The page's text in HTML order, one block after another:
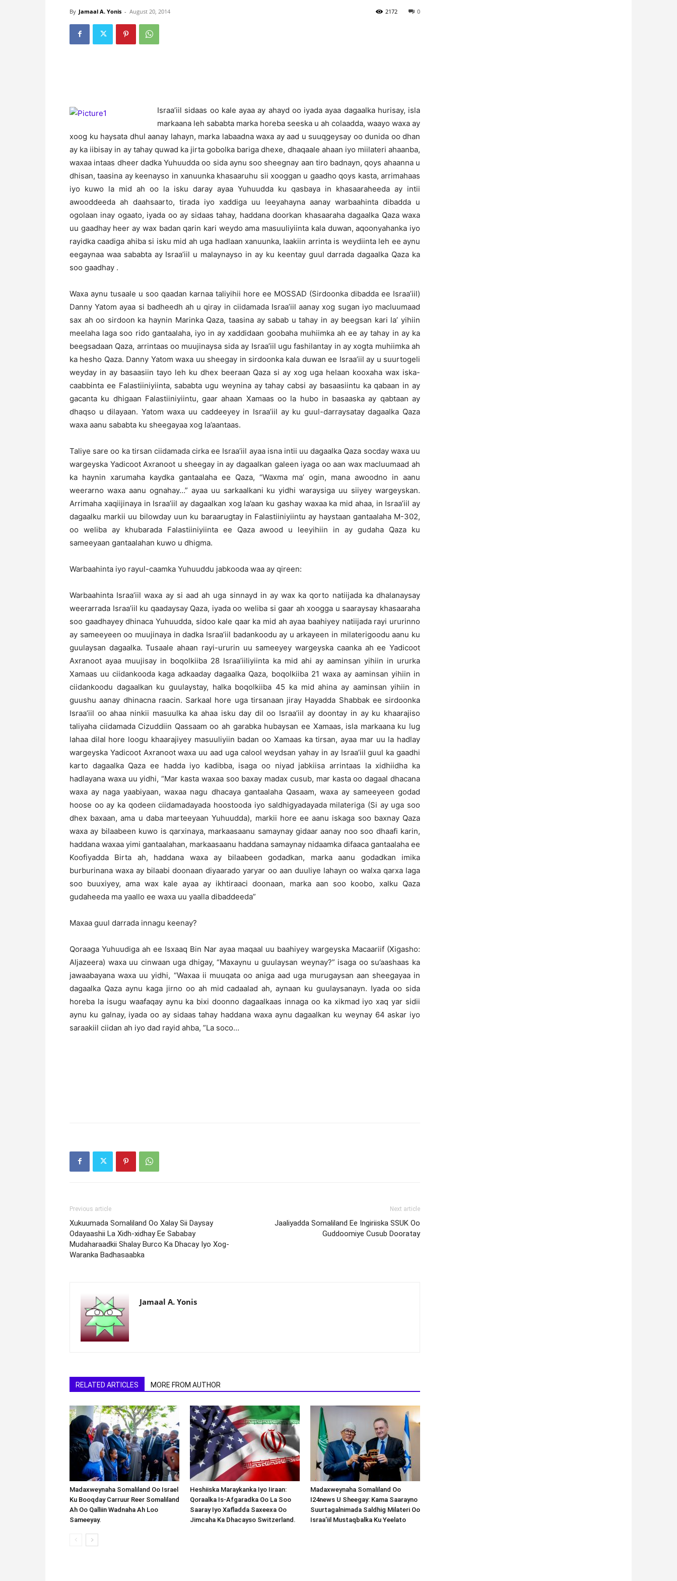
By Jamaal A. Yonis - August 20, 2014 0
2172
Israa’iil sidaas oo kale ayaa ay ahayd oo iyada ayaa dagaalka hurisay, isla
markaana leh sababta marka horeba seeska u ah colaadda, waayo waxa ay
xoog ku haysata dhul aanay lahayn, marka labaadna waxa ay aad u suuqgeysay oo dunida oo dhan
ay ka iibisay in ay tahay quwad ka jirta gobolka bariga dhexe, dhaqaale ahaan iyo miilateri ahaanba,
waxaa intaas dheer dadka Yuhuudda oo sida aynu soo sheegnay aan tiro badnayn, qoys ahaanna u
dhisan, taasina ay keenayso in xanuunka khasaaruhu sii xooggan u gaadho qoys kasta, arrimahaas
iyo kuwo la mid ah oo la isku daray ayaa Yuhuudda ku qasbaya in khasaaraheeda ay intii
awooddeeda ah daahsaarto, tirada iyo xaddiga uu leeyahayna aanay warbaahinta dibadda u
ogolaan inay ogaato, iyada oo ay sidaas tahay, haddana doorkan khasaaraha dagaalka Qaza waxa
uu gaadhay heer ay wax badan qarin kari weydo ama masuuliyiinta kala duwan, aqoonyahanka iyo
rayidka caadiga ahiba si isku mid ah uga hadlaan xanuunka, laakiin arrinta is weydiinta leh ee aynu
eegaynaa waa sababta ay Israa’iil u malaynayso in ay ku keentay guul darrada dagaalka Qaza ka
soo gaadhay .
Waxa aynu tusaale u soo qaadan karnaa taliyihii hore ee MOSSAD (Sirdoonka dibadda ee Israa’iil)
Danny Yatom ayaa si badheedh ah u qiray in ciidamada Israa’iil aanay xog sugan iyo macluumaad
sax ah oo sirdoon ka haynin Marinka Qaza, taasina ay sabab u tahay in ay beegsan kari la’ yihiin
meelaha laga soo rido gantaalaha, iyo in ay xaddidaan goobaha muhiimka ah ee ay tahay in ay ka
beegsadaan Qaza, arrintaas oo muujinaysa sida ay Israa’iil ugu fashilantay in ay xogta muhiimka ah
ka hesho Qaza. Danny Yatom waxa uu sheegay in sirdoonka kala duwan ee Israa’iil ay u suurtogeli
weyday in ay basaasiin tayo leh ku dhex beeraan Qaza si ay xog uga helaan kooxaha wax iska-
caabbinta ee Falastiiniyiinta, sababta ugu weynina ay tahay cabsi ay basaasiintu ka qabaan in ay
gacanta ku dhigaan Falastiiniyiintu, gaar ahaan Xamaas oo la hubo in basaaska ay qabtaan ay
dhaqso u dilayaan. Yatom waxa uu caddeeyey in Israa’iil ay ku guul-darraysatay dagaalka Qaza
waxa aanu sababta ku sheegayaa xog la’aantaas.
Taliye sare oo ka tirsan ciidamada cirka ee Israa’iil ayaa isna intii uu dagaalka Qaza socday waxa uu
wargeyska Yadicoot Axranoot u sheegay in ay dagaalkan galeen iyaga oo aan wax macluumaad ah
ka haynin xarumaha kaydka gantaalaha ee Qaza, “Waxma ma’ ogin, mana awoodno in aanu
weerarno waxa aanu ognahay…” ayaa uu sarkaalkani ku yidhi waraysiga uu siiyey wargeyskan.
Arrimaha xaqiijinaya in Israa’iil ay dagaalkan xog la’aan ku gashay waxaa ka mid ahaa, in Israa’iil ay
dagaalku markii uu bilowday uun ku baraarugtay in Falastiiniyiintu ay haystaan gantaalaha M-302,
oo weliba ay khubarada Falastiiniyiinta ee Qaza awood u leeyihiin in ay gudaha Qaza ku
sameeyaan gantaalahan kuwo u dhigma.
Warbaahinta iyo rayul-caamka Yuhuuddu jabkooda waa ay qireen:
Warbaahinta Israa’iil waxa ay si aad ah uga sinnayd in ay wax ka qorto natiijada ka dhalanaysay
weerarrada Israa’iil ku qaadaysay Qaza, iyada oo weliba si gaar ah xoogga u saaraysay khasaaraha
soo gaadhayey dhinaca Yuhuudda, sidoo kale qaar ka mid ah ayaa baahiyey natiijada rayi ururinno
ay sameeyeen oo muujinaya in dadka Israa’iil badankoodu ay u arkayeen in milaterigoodu aanu ku
guulaysan dagaalka. Tusaale ahaan rayi-ururin uu sameeyey wargeyska caanka ah ee Yadicoot
Axranoot ayaa muujisay in boqolkiiba 28 Israa’iiliyiinta ka mid ahi ay aaminsan yihiin in ururka
Xamaas uu ciidankooda kaga adkaaday dagaalka Qaza, boqolkiiba 21 waxa ay aaminsan yihiin in
ciidankoodu dagaalkan ku guulaystay, halka boqolkiiba 45 ka mid ahina ay aaminsan yihiin in
guushu aanay dhinacna raacin. Sarkaal hore uga tirsanaan jiray Hayadda Shabbak ee sirdoonka
Israa’iil oo ahaa ninkii masuulka ka ahaa isku day dil oo Israa’iil ay doontay in ay ku khaarajiso
taliyaha ciidamada Cizuddiin Qassaam oo ah garabka hubaysan ee Xamaas, isla markaana ku lug
lahaa dilal hore loogu khaarajiyey masuuliyiin badan oo Xamaas ka tirsan, ayaa mar uu la hadlay
wargeyska Yadicoot Axranoot waxa uu aad uga calool weydsan yahay in ay Israa’iil guul ka gaadhi
karto dagaalka Qaza ee hadda iyo kadibba, isaga oo niyad jabkiisa arrintaas la xidhiidha ka
hadlayana waxa uu yidhi, “Mar kasta waxaa soo baxay madax cusub, mar kasta oo dagaal dhacana
waxa ay naga yaabiyaan, waxaa nagu dhacaya gantaalaha Qasaam, waxa ay sameeyeen godad
hoose oo ay ka qodeen ciidamadayada hoostooda iyo saldhigyadayada milateriga (Si ay uga soo
dhex baxaan, ama u daba marteeyaan Yuhuudda), markii hore ee aanu iskaga soo baxnay Qaza
waxa ay bilaabeen kuwo is qarxinaya, markaasaanu samaynay gidaar aanay noo soo dhaafi karin,
haddana waxaa yimi gantaalahan, markaasaanu haddana samaynay nidaamka difaaca gantaalaha ee
Koofiyadda Birta ah, haddana waxa ay bilaabeen godadkan, marka aanu godadkan imika
burburinana waxa ay bilaabi doonaan diyaarado yaryar oo aan duuliye lahayn oo walxa qarxa laga
soo buuxiyey, ama wax kale ayaa ay ikhtiraaci doonaan, marka aan soo koobo, xalku Qaza
gudaheeda ma yaallo ee waxa uu yaalla dibaddeeda”
Maxaa guul darrada innagu keenay?
Qoraaga Yuhuudiga ah ee Isxaaq Bin Nar ayaa maqaal uu baahiyey wargeyska Macaariif (Xigasho:
Aljazeera) waxa uu cinwaan uga dhigay, “Maxaynu u guulaysan weynay?” isaga oo su’aashaas ka
jawaabayana waxa uu yidhi, “Waxaa ii muuqata oo aniga aad uga murugaysan aan sheegayaa in
dagaalka Qaza aynu kaga jirno oo ah mid cadaalad ah, aynaan ku guulaysanayn. Iyada oo sida
horeba la isugu waafaqay aynu ka bixi doonno dagaalkaas innaga oo ka xikmad iyo xaq yar sidii
aynu ku galnay, iyada oo ay sidaas tahay haddana waxa aynu dagaalkan ku weynay 64 askar iyo
saraakiil ciidan ah iyo dad rayid ahba, ”La soco…
Previous article
Xukuumada Somaliland Oo Xalay Sii Daysay
Odayaashii La Xidh-xidhay Ee Sababay
Mudaharaadkii Shalay Burco Ka Dhacay Iyo Xog-
Waranka Badhasaabka
Next article
Jaaliyadda Somaliland Ee Ingiriiska SSUK Oo
Guddoomiye Cusub Dooratay
Jamaal A. Yonis
RELATED ARTICLES MORE FROM AUTHOR
Madaxweynaha Somaliland Oo Israel
Ku Booqday Carruur Reer Somaliland
Ah Oo Qalliin Wadnaha Ah Loo
Sameeyay.
Heshiiska Maraykanka Iyo Iiraan:
Qoraalka Is-Afgaradka Oo La Soo
Saaray Iyo Xafladda Saxeexa Oo
Jimcaha Ka Dhacayso Switzerland.
Madaxweynaha Somaliland Oo
I24news U Sheegay: Kama Saarayno
Suurtagalnimada Saldhig Milateri Oo
Israa’iil Mustaqbalka Ku Yeelato